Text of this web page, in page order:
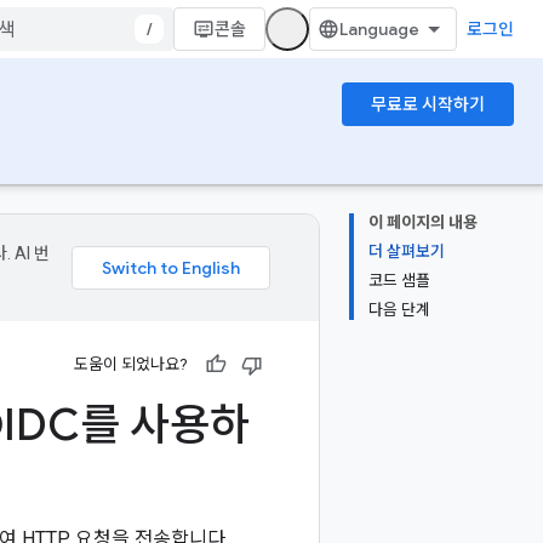
/ 콘솔 로그인
무료로 시작하기
이 페이지의 내용
더 살펴보기
코드 샘플
다음 단계
. AI 번
도움이 되었나요?
를 사용하